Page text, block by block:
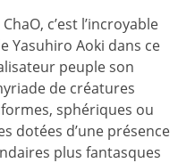
c’est l’incroyable
Yasuhiro Aoki dans ce
peuple son
de créatures
sphériques ou
dotées d’une présence
plus fantasques